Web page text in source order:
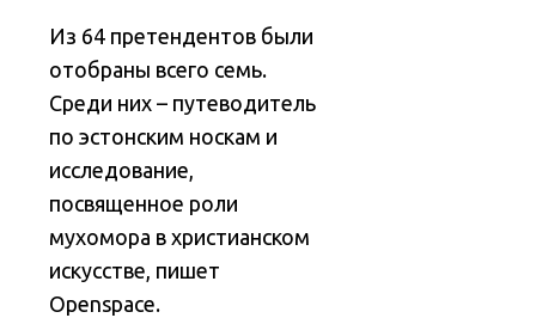
Из 64 претендентов были
отобраны всего семь.
Среди них – путеводитель
по эстонским носкам и
исследование,
посвященное роли
мухомора в христианском
искусстве, пишет
Openspace.